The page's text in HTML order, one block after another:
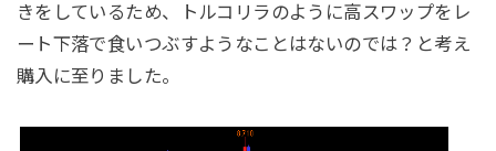
きをしているため、トルコリラのように高スワップをレ
ート下落で食いつぶすようなことはないのでは？と考え
購入に至りました。